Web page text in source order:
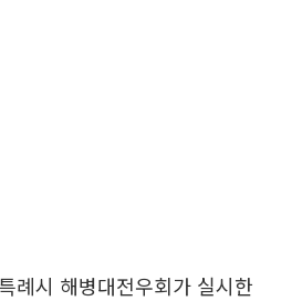
례시 해병대전우회가 실시한